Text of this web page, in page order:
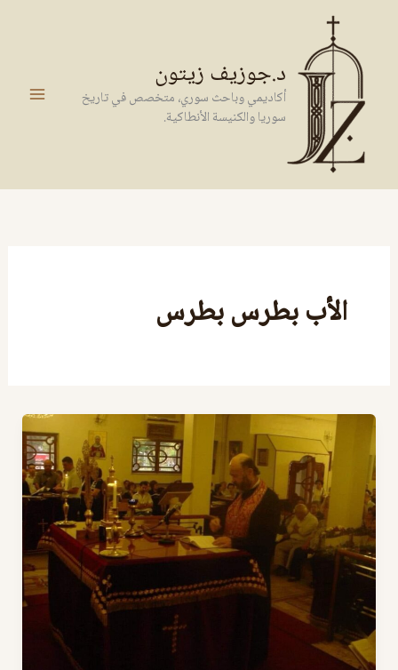
المحتوى
د.جوزيف زيتون
أكاديمي وباحث سوري، متخصص في تاريخ
سوريا والكنيسة الأنطاكية.
الأب بطرس بطرس